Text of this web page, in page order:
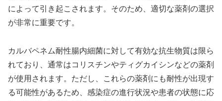
によって引き起こされます。そのため、適切な薬剤の選択
が非常に重要です。
カルバペネム耐性腸内細菌に対して有効な抗生物質は限ら
れており、通常はコリスチンやティグカイシンなどの薬剤
が使用されます。ただし、これらの薬剤にも耐性が出現す
る可能性があるため、感染症の進行状況や患者の状態に応